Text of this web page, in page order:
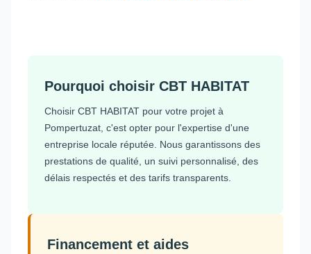
Pourquoi choisir CBT HABITAT
Choisir CBT HABITAT pour votre projet à
Pompertuzat, c'est opter pour l'expertise d'une
entreprise locale réputée. Nous garantissons des
prestations de qualité, un suivi personnalisé, des
délais respectés et des tarifs transparents.
Financement et aides